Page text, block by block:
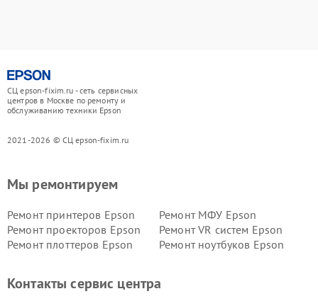
СЦ epson-fixim.ru - сеть сервисных
центров в Москве по ремонту и
обслуживанию техники Epson
2021-2026 © СЦ epson-fixim.ru
Мы ремонтируем
Ремонт принтеров Epson
Ремонт МФУ Epson
Ремонт проекторов Epson
Ремонт VR систем Epson
Ремонт плоттеров Epson
Ремонт ноутбуков Epson
Контакты сервис центра